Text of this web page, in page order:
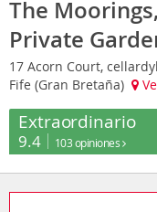
The
Private
17 Acorn Court,
Fife (Gran Bretaña)
Extraordinario
9.4 103 opiniones